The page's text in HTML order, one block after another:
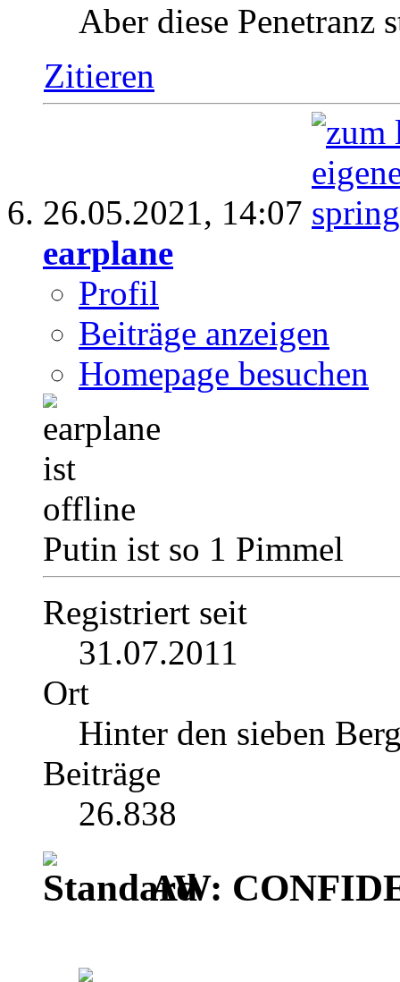
Aber diese Penetranz
Zitieren
26.05.2021, 14:07
earplane
Profil
Beiträge anzeigen
Homepage besuchen
Putin ist so 1 Pimmel
Registriert seit
31.07.2011
Ort
Hinter den sieben
Beiträge
26.838
AW: